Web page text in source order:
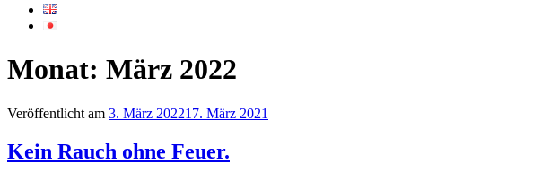
Monat: März 2022
Veröffentlicht am 3. März 202217. März 2021
Kein Rauch ohne Feuer.